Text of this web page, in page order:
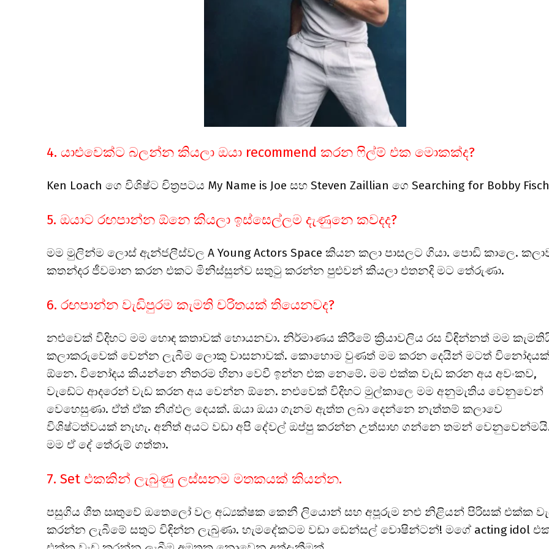
4. යාළුවෙක්ට බලන්න කියලා ඔයා recommend කරන ෆිල්ම් එක මොකක්ද?
Ken Loach ගෙ විශිෂ්ට චිත්‍රපටය My Name is Joe සහ Steven Zaillian ගෙ Searching for Bobby
5. ඔයාට රඟපාන්න ඕනෙ කියලා ඉස්සෙල්ලම දැණුනෙ කවදද?
මම මුලින්ම ලොස් ඇන්ජලීස්වල A Young Actors Space කියන කලා පාසලට ගියා. පොඩි කාලෙ.
කතන්දර ජීවමාන කරන එකට මිනිස්සුන්ව සතුටු කරන්න පුළුවන් කියලා එතනදි මට තේරුණා.
6. රඟපාන්න වැඩිපුරම කැමති චරිතයක් තියෙනවද?
නළුවෙක් විදිහට මම හොඳ කතාවක් හොයනවා. නිර්මාණය කිරීමේ ක්‍රියාවලිය රස විඳින්නත් මම
කලාකරුවෙක් වෙන්න ලැබීම ලොකු වාසනාවක්. කොහොම වුණත් මම කරන දෙයින් මටත්
ඕනෙ. විනෝදය කියන්නෙ නිතරම හිනා වෙවී ඉන්න එක නෙමේ. මම එක්ක වැඩ කරන අය අවංකව,
වැඩේට ආදරෙන් වැඩ කරන අය වෙන්න ඕනෙ. නළුවෙක් විදිහට මුල්කාලෙ මම අනුමැතිය වෙනුවෙන්
වෙහෙසුණා. ඒත් ඒක නිශ්ඵල දෙයක්. ඔයා ඔයා ගැනම ඇත්ත ලබා දෙන්නෙ නැත්තම් කලාවෙ
විශිෂ්ටත්වයක් නැහැ. අනිත් අයට වඩා අපි දේවල් ඔප්පු කරන්න උත්සාහ ගන්නෙ තමන්
මම ඒ දේ තේරුම් ගත්තා.
7. Set එකකින් ලැබුණු ලස්සනම මතකයක් කියන්න.
පසුගිය ශීත ඍතුවේ ඔතෙලෝ වල අධ්‍යක්ෂක කෙනී ලියොන් සහ අපූරුම නළු නිළියන් පිරිසක් එක්ක
කරන්න ලැබීමේ සතුට විඳින්න ලැබුණා. හැමදේකටම වඩා ඩෙන්සල් වොෂින්ටන්! මගේ acting idol